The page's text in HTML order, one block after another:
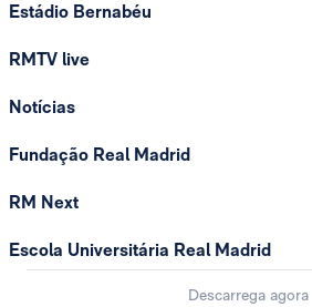
Estádio Bernabéu
RMTV live
Notícias
Fundação Real Madrid
RM Next
Escola Universitária Real Madrid
Descarrega agora